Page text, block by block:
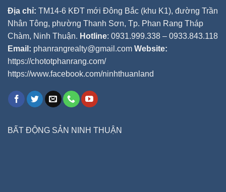
Địa chỉ: TM14-6 KĐT mới Đông Bắc (khu K1), đường Trần
Nhân Tông, phường Thanh Sơn, Tp. Phan Rang Tháp
Chàm, Ninh Thuận. Hotline: 0931.999.338 – 0933.843.118
Email: phanrangrealty@gmail.com Website:
https://chototphanrang.com/
https://www.facebook.com/ninhthuanland
BẤT ĐỘNG SẢN NINH THUẬN